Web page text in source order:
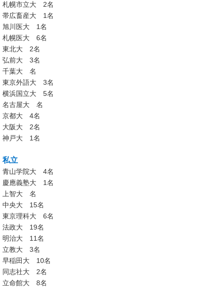
札幌市立大 2名
帯広畜産大 1名
旭川医大 1名
札幌医大 6名
東北大 2名
弘前大 3名
千葉大 名
東京外語大 3名
横浜国立大 5名
名古屋大 名
京都大 4名
大阪大 2名
神戸大 1名
私立
青山学院大 4名
慶應義塾大 1名
上智大 名
中央大 15名
東京理科大 6名
法政大 19名
明治大 11名
立教大 3名
早稲田大 10名
同志社大 2名
立命館大 8名